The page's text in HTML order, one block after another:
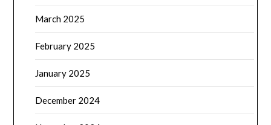
March 2025
February 2025
January 2025
December 2024